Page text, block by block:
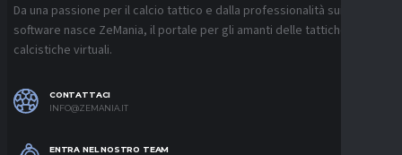
Da una passione per il calcio tattico e dalla professionalità sui
software nasce ZeMania, il portale per gli amanti delle tattiche
calcistiche virtuali.
CONTATTACI
INFO@ZEMANIA.IT
ENTRA NEL NOSTRO TEAM